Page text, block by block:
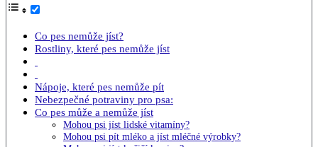
Co pes nemůže jíst?
Rostliny, které pes nemůže jíst
Nápoje, které pes nemůže pít
Nebezpečné potraviny pro psa:
Co pes může a nemůže jíst
Mohou psi jíst lidské vitamíny?
Mohou psi pít mléko a jíst mléčné výrobky?